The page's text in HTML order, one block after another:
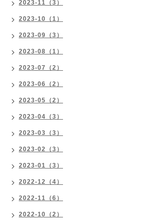
2023-11（3）
2023-10（1）
2023-09（3）
2023-08（1）
2023-07（2）
2023-06（2）
2023-05（2）
2023-04（3）
2023-03（3）
2023-02（3）
2023-01（3）
2022-12（4）
2022-11（6）
2022-10（2）